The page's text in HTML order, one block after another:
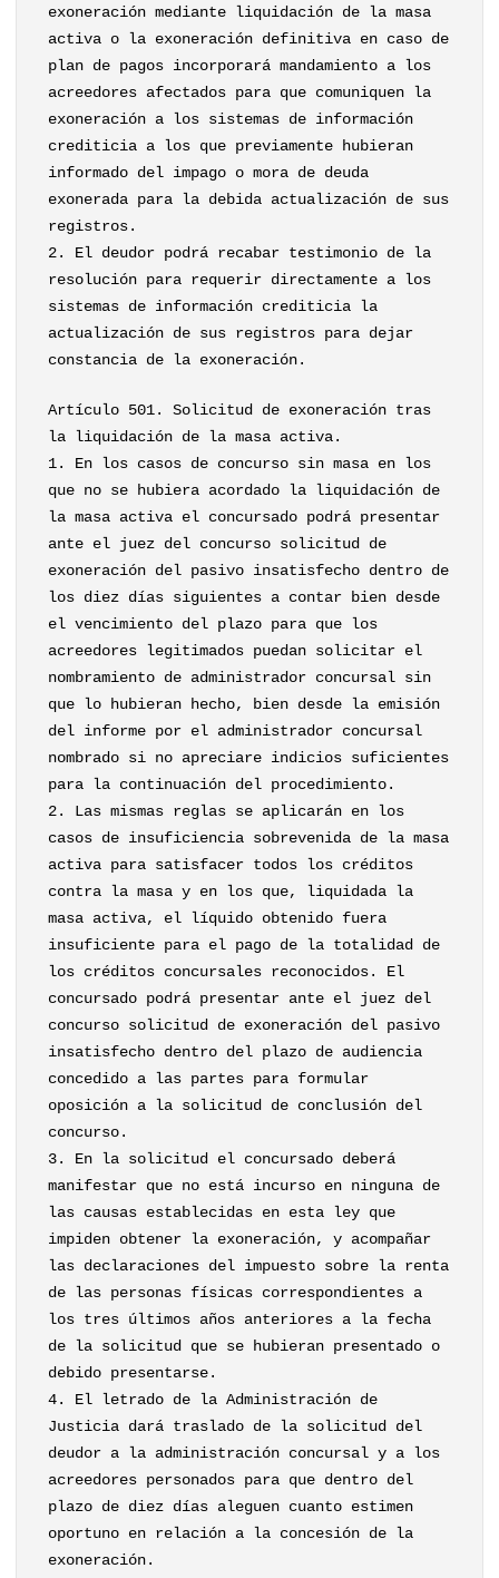
exoneración mediante liquidación de la masa
activa o la exoneración definitiva en caso de
plan de pagos incorporará mandamiento a los
acreedores afectados para que comuniquen la
exoneración a los sistemas de información
crediticia a los que previamente hubieran
informado del impago o mora de deuda
exonerada para la debida actualización de sus
registros.
2. El deudor podrá recabar testimonio de la
resolución para requerir directamente a los
sistemas de información crediticia la
actualización de sus registros para dejar
constancia de la exoneración.
Artículo 501. Solicitud de exoneración tras
la liquidación de la masa activa.
1. En los casos de concurso sin masa en los
que no se hubiera acordado la liquidación de
la masa activa el concursado podrá presentar
ante el juez del concurso solicitud de
exoneración del pasivo insatisfecho dentro de
los diez días siguientes a contar bien desde
el vencimiento del plazo para que los
acreedores legitimados puedan solicitar el
nombramiento de administrador concursal sin
que lo hubieran hecho, bien desde la emisión
del informe por el administrador concursal
nombrado si no apreciare indicios suficientes
para la continuación del procedimiento.
2. Las mismas reglas se aplicarán en los
casos de insuficiencia sobrevenida de la masa
activa para satisfacer todos los créditos
contra la masa y en los que, liquidada la
masa activa, el líquido obtenido fuera
insuficiente para el pago de la totalidad de
los créditos concursales reconocidos. El
concursado podrá presentar ante el juez del
concurso solicitud de exoneración del pasivo
insatisfecho dentro del plazo de audiencia
concedido a las partes para formular
oposición a la solicitud de conclusión del
concurso.
3. En la solicitud el concursado deberá
manifestar que no está incurso en ninguna de
las causas establecidas en esta ley que
impiden obtener la exoneración, y acompañar
las declaraciones del impuesto sobre la renta
de las personas físicas correspondientes a
los tres últimos años anteriores a la fecha
de la solicitud que se hubieran presentado o
debido presentarse.
4. El letrado de la Administración de
Justicia dará traslado de la solicitud del
deudor a la administración concursal y a los
acreedores personados para que dentro del
plazo de diez días aleguen cuanto estimen
oportuno en relación a la concesión de la
exoneración.